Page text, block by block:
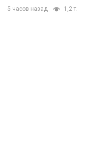
5 часов назад 1,2 т.